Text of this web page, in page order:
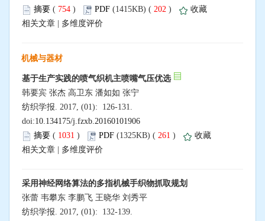
摘要 ( 754 ) PDF (1415KB) ( 202 )
收藏
相关文章
多维度评价
机械与器材
基于生产实践的喷气织机主喷嘴气压优选
韩要宾 张杰 高卫东 潘如如 张宁
纺织学报. 2017, (01): 126-131.
doi:10.134175/j.fzxb.20160101906
摘要 ( 1031 ) PDF (1325KB) ( 261 )
收藏
相关文章
多维度评价
采用神经网络算法的多指机械手织物抓取规划
张蕾 韦攀东 李鹏飞 王晓华 刘秀平
纺织学报. 2017, (01): 132-139.